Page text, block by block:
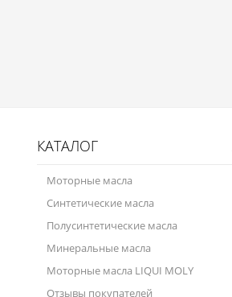
КАТАЛОГ
Моторные масла
Синтетические масла
Полусинтетические масла
Минеральные масла
Моторные масла LIQUI MOLY
Отзывы покупателей